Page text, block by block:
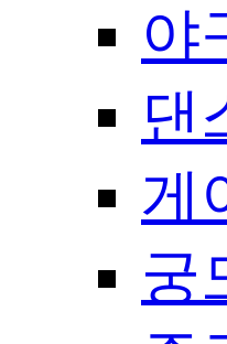
야
댄
게
궁